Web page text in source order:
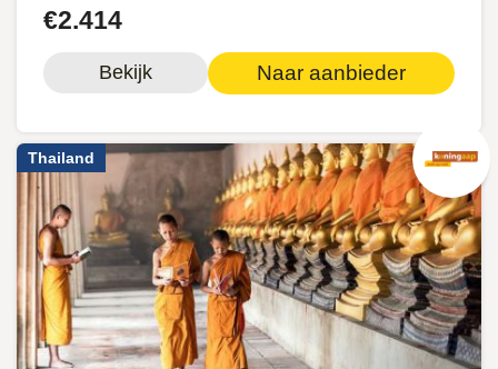
€2.414
Bekijk Naar aanbieder
Thailand